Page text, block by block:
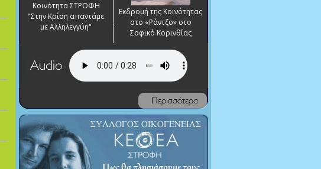
Κοινότητα ΣΤΡΟΦΗ
"Στην Κρίση απαντάμε
με Αλληλεγγύη"
Εκδρομή της Κοινότητας
στο «Ράντζο» στο
Σοφικό Κορινθίας